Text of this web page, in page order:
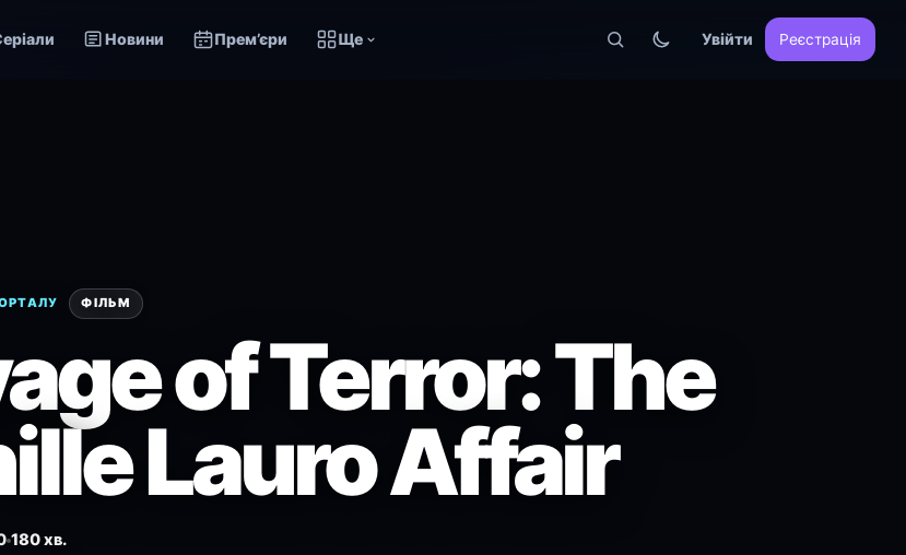
Новини Прем’єри Ще Увійти Реєстрація
ФІЛЬМ
of Terror: The
Lauro Affair
180 хв.